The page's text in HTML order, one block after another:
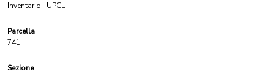
Inventario: UPCL
Parcella
741
Sezione